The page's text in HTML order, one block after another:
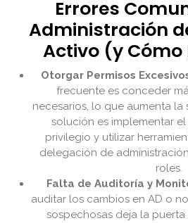
Errores
Administración
Activo (y Cómo
Otorgar Permisos
frecuente es conceder
necesarios, lo que aumenta la
solución es implementar
privilegio y utilizar
delegación de
roles.
Falta de Auditoría y
auditar los cambios en AD o
sospechosas deja la